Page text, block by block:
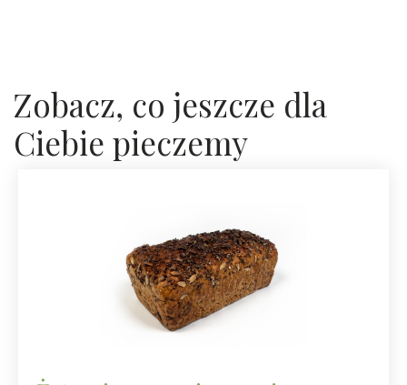
Zobacz, co jeszcze dla
Ciebie pieczemy